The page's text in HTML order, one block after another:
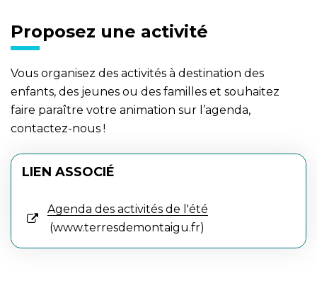
Proposez une activité
Vous organisez des activités à destination des
enfants, des jeunes ou des familles et souhaitez
faire paraître votre animation sur l’agenda,
contactez-nous !
LIEN ASSOCIÉ
Agenda des activités de l'été
www.terresdemontaigu.fr